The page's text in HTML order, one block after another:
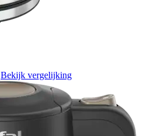
Bekijk vergelijking